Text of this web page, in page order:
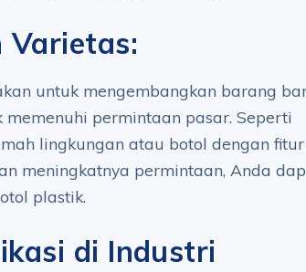
Varietas:
untuk mengembangkan barang
permintaan pasar. Seperti
lingkungan atau botol dengan fitur
meningkatnya permintaan, Anda
plastik.
di Industri